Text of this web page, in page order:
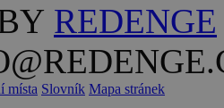
REDENGE
místa Slovník Mapa stránek